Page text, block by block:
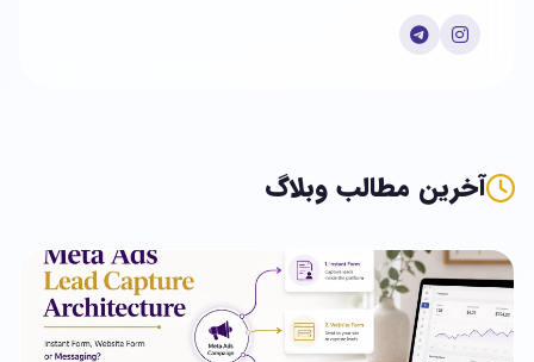
آخرین مطالب وبلاگ